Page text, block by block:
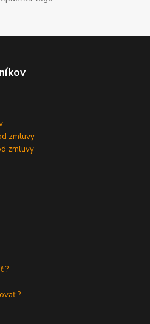
zmluvy
zmluvy
?
?